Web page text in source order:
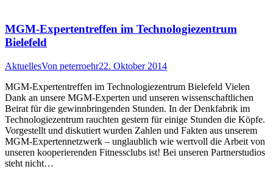
MGM-Expertentreffen im Technologiezentrum
Bielefeld
AktuellesVon peterroehr22. Oktober 2014
MGM-Expertentreffen im Technologiezentrum Bielefeld Vielen
Dank an unsere MGM-Experten und unseren wissenschaftlichen
Beirat für die gewinnbringenden Stunden. In der Denkfabrik im
Technologiezentrum rauchten gestern für einige Stunden die Köpfe.
Vorgestellt und diskutiert wurden Zahlen und Fakten aus unserem
MGM-Expertennetzwerk – unglaublich wie wertvoll die Arbeit von
unseren kooperierenden Fitnessclubs ist! Bei unseren Partnerstudios
steht nicht…